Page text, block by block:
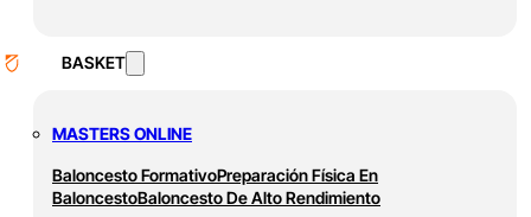
BASKET
MASTERS ONLINE
Baloncesto FormativoPreparación Física En
BaloncestoBaloncesto De Alto Rendimiento